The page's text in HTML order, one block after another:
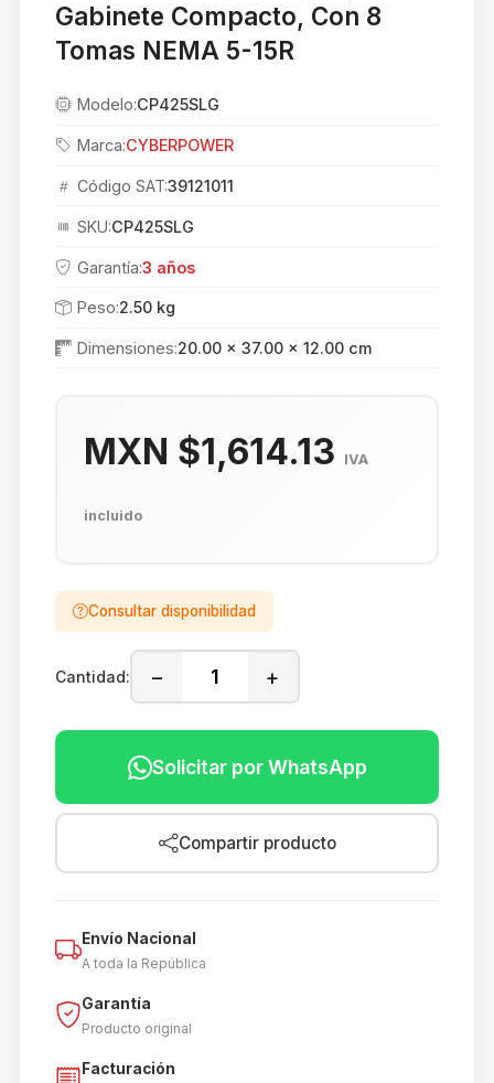
Gabinete Compacto, Con 8
Tomas NEMA 5-15R
Modelo:CP425SLG
Marca:CYBERPOWER
Código SAT:39121011
SKU:CP425SLG
Garantía:3 años
Peso:2.50 kg
Dimensiones:20.00 × 37.00 × 12.00 cm
MXN $1,614.13 IVA
incluido
Consultar disponibilidad
Cantidad: − +
Solicitar por WhatsApp
Compartir producto
Envío Nacional
A toda la República
Garantía
Producto original
Facturación